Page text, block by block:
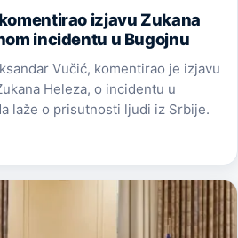
izjavu Zukana
incidentu u Bugojnu
Vučić, komentirao je izjavu
Heleza, o incidentu u
laže o prisutnosti ljudi iz Srbije.